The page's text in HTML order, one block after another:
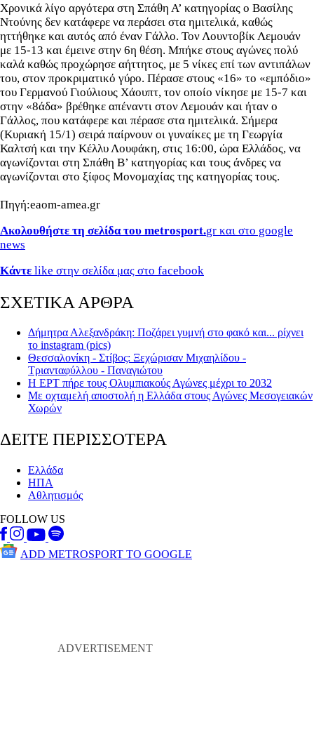
Χρονικά λίγο αργότερα στη Σπάθη Α’ κατηγορίας ο Βασίλης
Ντούνης δεν κατάφερε να περάσει στα ημιτελικά, καθώς
ηττήθηκε και αυτός από έναν Γάλλο. Τον Λουντοβίκ Λεμουάν
με 15-13 και έμεινε στην 6η θέση. Μπήκε στους αγώνες πολύ
καλά καθώς προχώρησε αήττητος, με 5 νίκες επί των αντιπάλων
του, στον προκριματικό γύρο. Πέρασε στους «16» το «εμπόδιο»
του Γερμανού Γιούλιους Χάουπτ, τον οποίο νίκησε με 15-7 και
στην «8άδα» βρέθηκε απέναντι στον Λεμουάν και ήταν ο
Γάλλος, που κατάφερε και πέρασε στα ημιτελικά. Σήμερα
(Κυριακή 15/1) σειρά παίρνουν οι γυναίκες με τη Γεωργία
Καλτσή και την Κέλλυ Λουφάκη, στις 16:00, ώρα Ελλάδος, να
αγωνίζονται στη Σπάθη Β’ κατηγορίας και τους άνδρες να
αγωνίζονται στο ξίφος Μονομαχίας της κατηγορίας τους.
Πηγή:eaom-amea.gr
Ακολουθήστε τη σελίδα του metrosport.gr και στο google
news
Κάντε like στην σελίδα μας στο facebook
ΣΧΕΤΙΚΑ ΑΡΘΡΑ
Δήμητρα Αλεξανδράκη: Ποζάρει γυμνή στο φακό και... ρίχνει
το instagram (pics)
Θεσσαλονίκη - Στίβος: Ξεχώρισαν Μιχαηλίδου -
Τριανταφύλλου - Παναγιώτου
Η ΕΡΤ πήρε τους Ολυμπιακούς Αγώνες μέχρι το 2032
Με οχταμελή αποστολή η Ελλάδα στους Αγώνες Μεσογειακών
Χωρών
ΔΕΙΤΕ ΠΕΡΙΣΣΟΤΕΡΑ
Ελλάδα
ΗΠΑ
Αθλητισμός
FOLLOW US
ADD METROSPORT TO GOOGLE